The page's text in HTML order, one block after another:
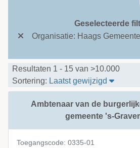
Geselecteerde
Organisatie: Haags
Resultaten 1 - 15 van >10.000
Sortering: Laatst gewijzigd
Ambtenaar van de
gemeente 's-
Toegangscode: 0335-01